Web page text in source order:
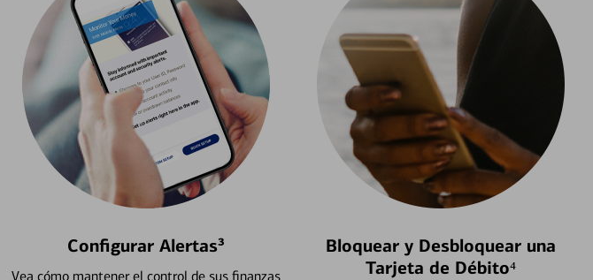
Configurar Alertas³
Vea cómo mantener el control de sus finanzas
Bloquear y Desbloquear una
Tarjeta de Débito⁴